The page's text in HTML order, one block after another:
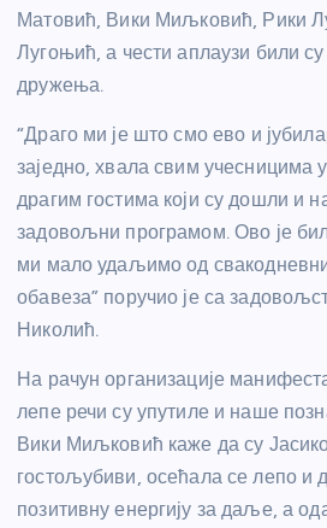
Матовић, Вики Миљковић, Рики
Лугоњић, а чести аплаузи били
дружења.
“Драго ми је што смо ево и
заједно, хвала свим учесницима
драгим гостима који су дошли и
задовољни програмом. Ово је
ми мало удаљимо од
обавеза” поручио је са
Николић.
На рачун организације
лепе речи су упутиле и наше
Вики Миљковић каже да су
гостољубиви, осећала се лепо и
позитивну енергију за даље, а